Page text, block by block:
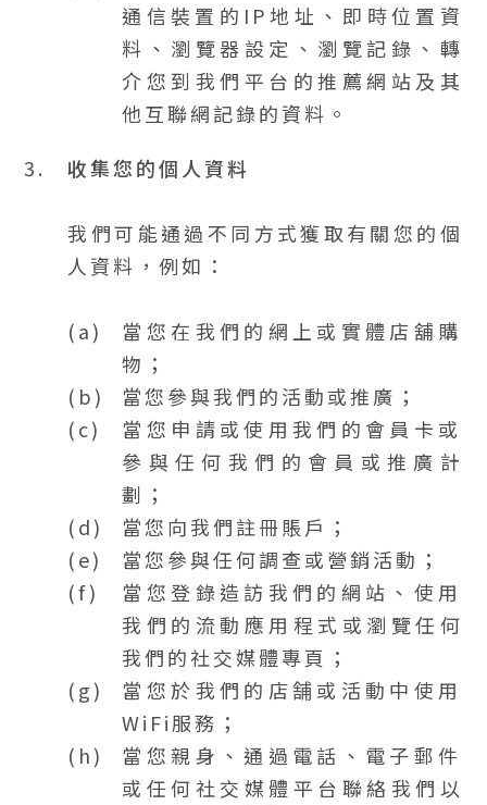
通信裝置的IP地址、即時位置資
料、瀏覽器設定、瀏覽記錄、轉
介您到我們平台的推薦網站及其
他互聯網記錄的資料。
3.
收集您的個人資料
我們可能通過不同方式獲取有關您的個
人資料，例如：
當您在我們的網上或實體店舖購
物；
當您參與我們的活動或推廣；
當您申請或使用我們的會員卡或
參與任何我們的會員或推廣計
劃；
當您向我們註冊賬戶；
當您參與任何調查或營銷活動；
當您登錄造訪我們的網站、使用
我們的流動應用程式或瀏覽任何
我們的社交媒體專頁；
當您於我們的店舗或活動中使用
WiFi服務；
當您親身、通過電話、電子郵件
或任何社交媒體平台聯絡我們以